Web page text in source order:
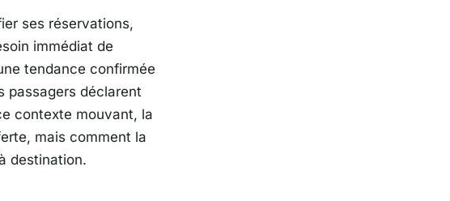
ses réservations,
immédiat de
tendance confirmée
passagers déclarent
contexte mouvant, la
mais comment la
destination.